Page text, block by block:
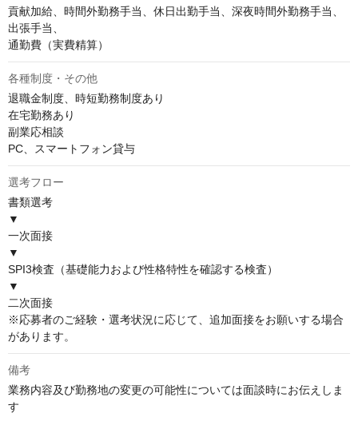
貢献加給、時間外勤務手当、休日出勤手当、深夜時間外勤務手当、
出張手当、
通勤費（実費精算）
各種制度・その他
退職金制度、時短勤務制度あり
在宅勤務あり
副業応相談
PC、スマートフォン貸与
選考フロー
書類選考
▼
一次面接
▼
SPI3検査（基礎能力および性格特性を確認する検査）
▼
二次面接
※応募者のご経験・選考状況に応じて、追加面接をお願いする場合
があります。
備考
業務内容及び勤務地の変更の可能性については面談時にお伝えしま
す